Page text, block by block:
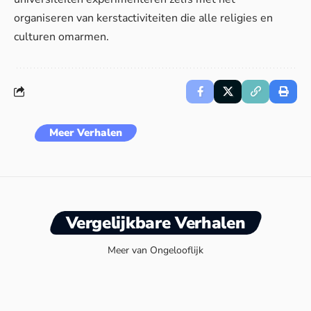
organiseren van kerstactiviteiten die alle religies en
culturen omarmen.
Meer Verhalen
Vergelijkbare Verhalen
Meer van Ongelooflijk